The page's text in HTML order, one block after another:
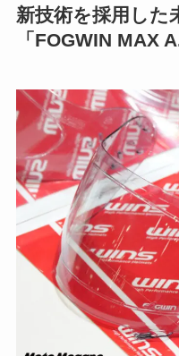
新技術を採用した
「FOGWIN MAX